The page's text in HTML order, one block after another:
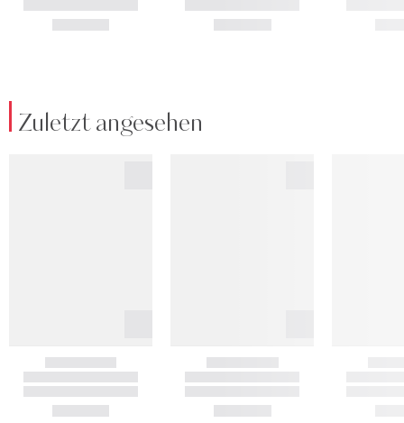
Zuletzt angesehen